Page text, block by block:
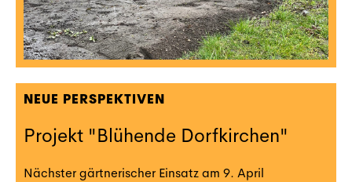
NEUE PERSPEKTIVEN
Projekt "Blühende Dorfkirchen"
Nächster gärtnerischer Einsatz am 9. April